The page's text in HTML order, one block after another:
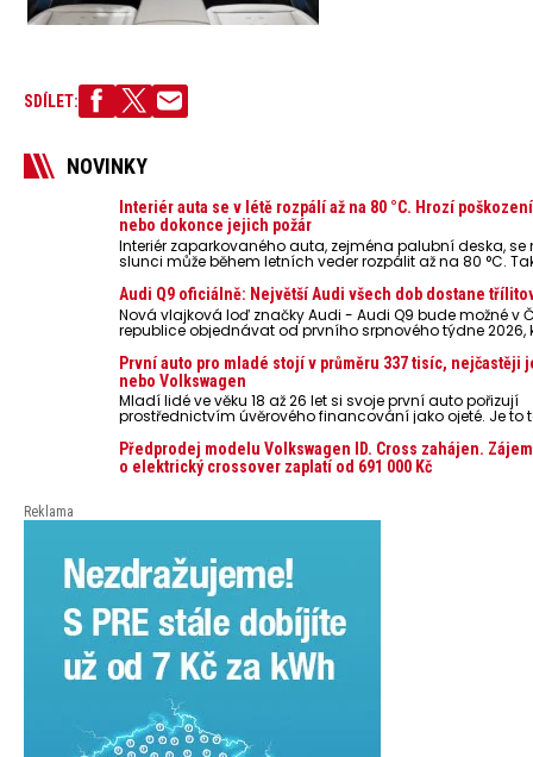
SDÍLET:
NOVINKY
Interiér auta se v létě rozpálí až na 80 °C. Hrozí
nebo dokonce jejich požár
Interiér zaparkovaného auta, zejména palubní deska,
slunci může během letních veder rozpálit až na 80 °C.
nebo notebooky. Můžou urychlit stárnutí baterií, poškodit
ve výjimečných případech i zvýšit riziko požáru.
Audi Q9 oficiálně: Největší Audi všech dob dostane
Nová vlajková loď značky Audi - Audi Q9 bude možné v
republice objednávat od prvního srpnového týdne 2026,
První auto pro mladé stojí v průměru 337 tisíc, nejčastěji
nebo Volkswagen
Mladí lidé ve věku 18 až 26 let si svoje první auto pořizují
prostřednictvím úvěrového financování jako ojeté. Je to
dosahuje 337 tisíc korun a průměrná financovaná
251 tisíc korun. Vyplývá to z dat Leasingu České
posledních 10 let (2016–2026).
Předprodej modelu Volkswagen ID. Cross zahájen.
o elektrický crossover zaplatí od 691 000 Kč
Reklama